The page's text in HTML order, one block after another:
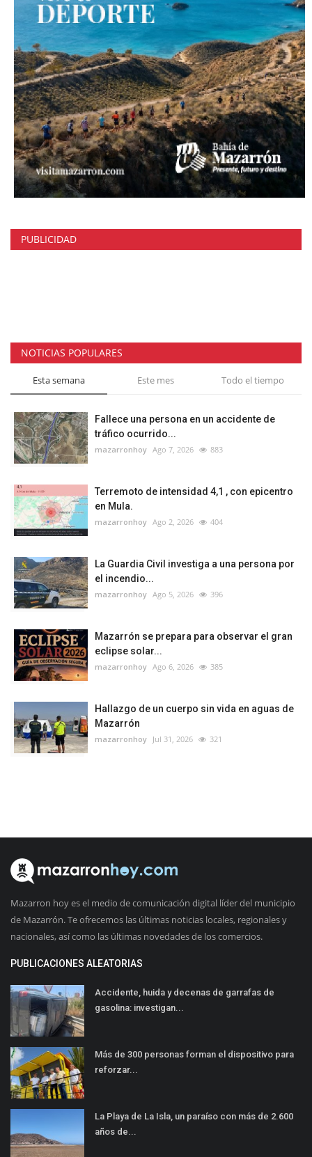
PUBLICIDAD
NOTICIAS POPULARES
Esta semana Este mes Todo el tiempo
Fallece una persona en un accidente de
tráfico ocurrido...
mazarronhoy Ago 7, 2026 883
Terremoto de intensidad 4,1 , con epicentro
en Mula.
mazarronhoy Ago 2, 2026 404
La Guardia Civil investiga a una persona por
el incendio...
mazarronhoy Ago 5, 2026 396
Mazarrón se prepara para observar el gran
eclipse solar...
mazarronhoy Ago 6, 2026 385
Hallazgo de un cuerpo sin vida en aguas de
Mazarrón
mazarronhoy Jul 31, 2026 321
Mazarron hoy es el medio de comunicación digital líder del municipio
de Mazarrón. Te ofrecemos las últimas noticias locales, regionales y
nacionales, así como las últimas novedades de los comercios.
PUBLICACIONES ALEATORIAS
Accidente, huida y decenas de garrafas de
gasolina: investigan...
Más de 300 personas forman el dispositivo para
reforzar...
La Playa de La Isla, un paraíso con más de 2.600
años de...